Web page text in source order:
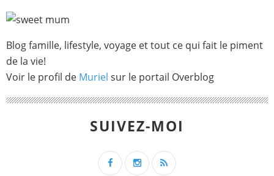
Blog famille, lifestyle, voyage et tout ce qui fait le piment
de la vie!
Voir le profil de Muriel sur le portail Overblog
SUIVEZ-MOI